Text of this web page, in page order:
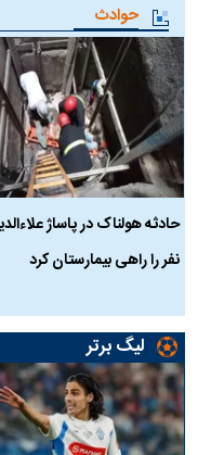
حوادث
نفر را راهی بیمارستان کرد
لیگ برتر